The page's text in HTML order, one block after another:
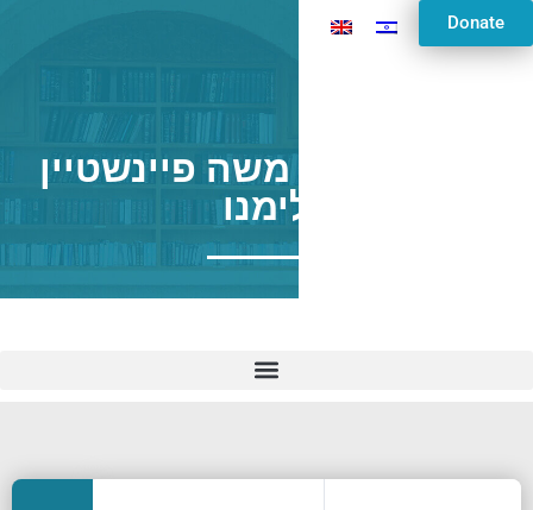
Donate
מגישת הרב משה פיינשטיין
לימנו